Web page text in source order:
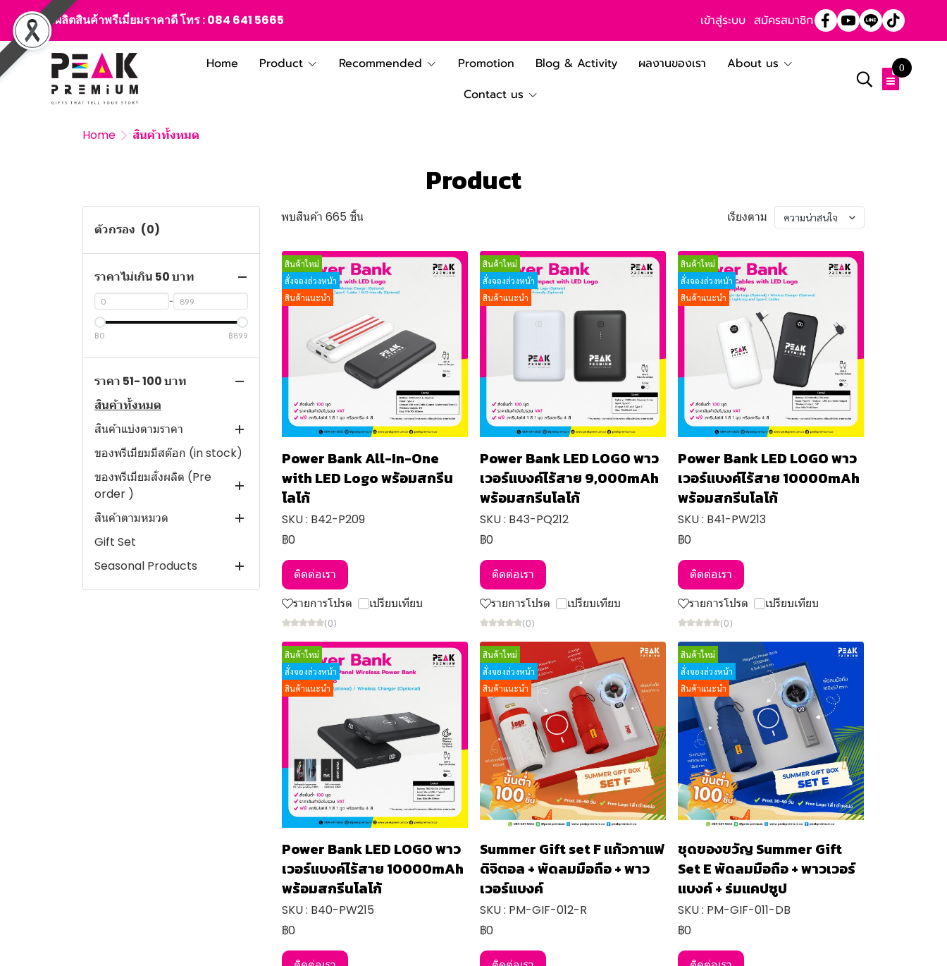
สั่งผลิตสินค้าพรีเมี่ยมราคาดี โทร :084 641 5665 เข้าสู่ระบบ สมัครสมาชิก
Home Product Recommended Promotion Blog & Activity ผลงานของเรา
About us
Contact us
0
Home สินค้าทั้งหมด
Product
ตัวกรอง (0)
ราคาไม่เกิน 50 บาท
-
฿0 ฿899
ราคา 51- 100 บาท
สินค้าทั้งหมด
สินค้าแบ่งตามราคา
ราคาไม่เกิน 50 บาท
ราคา 50- 100 บาท
ราคา 101-150 บาท
ราคา 151-200 บาท
ราคา 201-250 บาท
ราคา 251-300 บาท
ของพรีเมียมมีสต๊อก (in stock)
ของพรีเมียมสั่งผลิต (Pre
order )
Gift Set
แก้วน้ำ
ขวดน้ำ กระบอกน้ำ กระติกน้ำ
เสื้อยืด
สินค้าตามหมวด
แก้วเซรามิค
แก้วน้ำอื่นๆ
กระเป๋า ถุงผ้า
Gift Set
Seasonal Products
สินค้าหน้าฝน
พบสินค้า 665 ชิ้น เรียงตาม ความน่าสนใจ
สินค้าใหม่
สั่งจองล่วงหน้า
สินค้าแนะนำ
Power Bank All-In-One
with LED Logo พร้อมสกรีน
โลโก้
SKU : B42-P209
฿0
ติดต่อเรา
รายการโปรด
เปรียบเทียบ
(0)
สินค้าใหม่
สั่งจองล่วงหน้า
สินค้าแนะนำ
Power Bank LED LOGO พาว
เวอร์แบงค์ไร้สาย 9,000mAh
พร้อมสกรีนโลโก้
SKU : B43-PQ212
฿0
ติดต่อเรา
รายการโปรด
เปรียบเทียบ
(0)
สินค้าใหม่
สั่งจองล่วงหน้า
สินค้าแนะนำ
Power Bank LED LOGO พาว
เวอร์แบงค์ไร้สาย 10000mAh
พร้อมสกรีนโลโก้
SKU : B41-PW213
฿0
ติดต่อเรา
รายการโปรด
เปรียบเทียบ
(0)
สินค้าใหม่
สั่งจองล่วงหน้า
สินค้าแนะนำ
Power Bank LED LOGO พาว
เวอร์แบงค์ไร้สาย 10000mAh
พร้อมสกรีนโลโก้
SKU : B40-PW215
฿0
สินค้าใหม่
สั่งจองล่วงหน้า
สินค้าแนะนำ
Summer Gift set F แก้วกาแฟ
ดิจิตอล + พัดลมมือถือ + พาว
เวอร์แบงค์
SKU : PM-GIF-012-R
฿0
สินค้าใหม่
สั่งจองล่วงหน้า
สินค้าแนะนำ
ชุดของขวัญ Summer Gift
Set E พัดลมมือถือ + พาวเวอร์
แบงค์ + ร่มแคปซูป
SKU : PM-GIF-011-DB
฿0